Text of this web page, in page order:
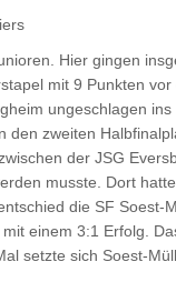
Hier gingen
mit 9 Punkten
ungeschlagen
den zweiten
der JSG
musste. Dort
die SF
einem 3:1 Erfolg.
setzte sich Soest-